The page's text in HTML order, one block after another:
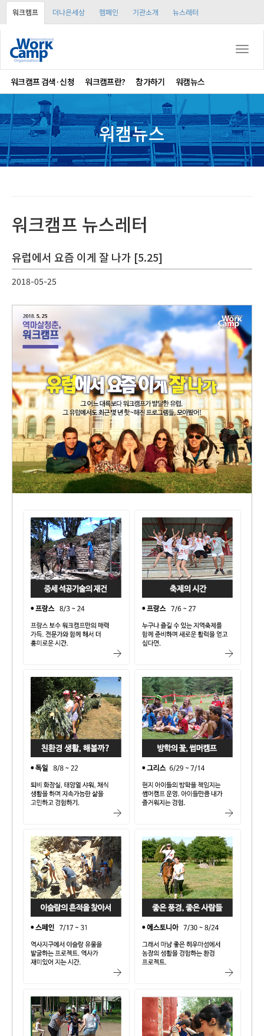
워크캠프 더나은세상 캠페인 기관소개 뉴스레터
워크캠프 검색·신청 워크캠프란? 참가하기 워캠뉴스
워캠뉴스
워크캠프 뉴스레터
유럽에서 요즘 이게 잘 나가 [5.25]
2018-05-25